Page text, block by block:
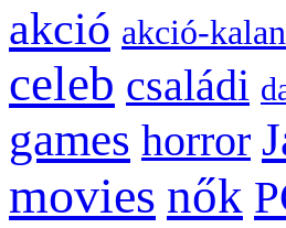
akció akció-
celeb családi
games horror
movies nők